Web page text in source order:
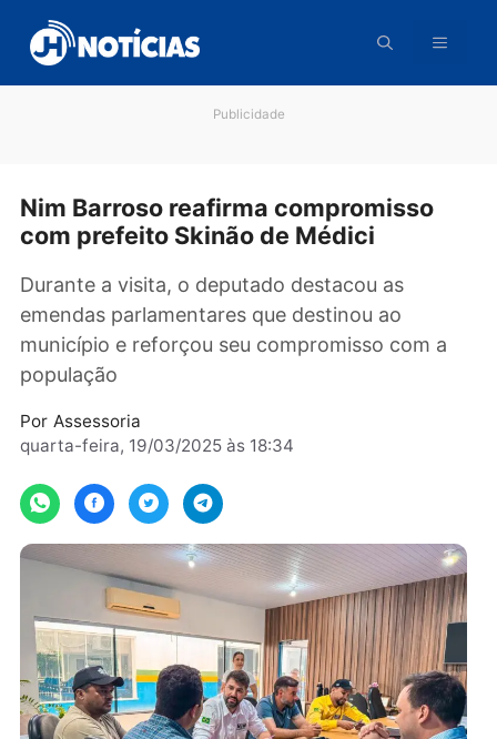
para
conteúdo
Nim Barroso reafirma compromisso
Durante a visita, o deputado destacou as
emendas parlamentares que destinou ao
município e reforçou seu compromisso com a
população
quarta-feira, 19/03/2025 às 18:34